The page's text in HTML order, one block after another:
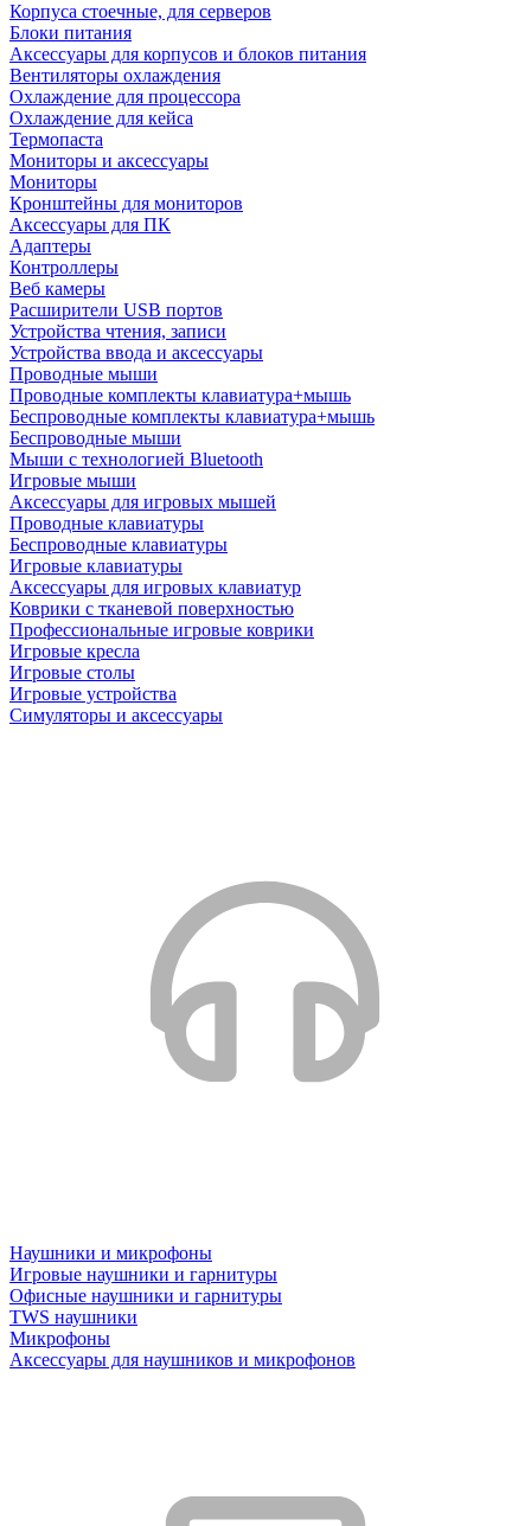
Корпуса стоечные, для серверов
Блоки питания
Аксессуары для корпусов и блоков питания
Вентиляторы охлаждения
Охлаждение для процессора
Охлаждение для кейса
Термопаста
Мониторы и аксессуары
Мониторы
Кронштейны для мониторов
Аксессуары для ПК
Адаптеры
Контроллеры
Веб камеры
Расширители USB портов
Устройства чтения, записи
Устройства ввода и аксессуары
Проводные мыши
Проводные комплекты клавиатура+мышь
Беспроводные комплекты клавиатура+мышь
Беспроводные мыши
Мыши с технологией Bluetooth
Игровые мыши
Аксессуары для игровых мышей
Проводные клавиатуры
Беспроводные клавиатуры
Игровые клавиатуры
Аксессуары для игровых клавиатур
Коврики с тканевой поверхностью
Профессиональные игровые коврики
Игровые кресла
Игровые столы
Игровые устройства
Симуляторы и аксессуары
Наушники и микрофоны
Игровые наушники и гарнитуры
Офисные наушники и гарнитуры
TWS наушники
Микрофоны
Аксессуары для наушников и микрофонов